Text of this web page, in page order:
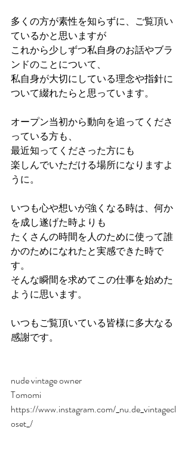
多くの方が素性を知らずに、ご覧頂い
ているかと思いますが
これから少しずつ私自身のお話やブラ
ンドのことについて、
私自身が大切にしている理念や指針に
ついて綴れたらと思っています。
オープン当初から動向を追ってくださ
っている方も、
最近知ってくださった方にも
楽しんでいただける場所になりますよ
うに。
いつも心や想いが強くなる時は、何か
を成し遂げた時よりも
たくさんの時間を人のために使って誰
かのためになれたと実感できた時で
す。
そんな瞬間を求めてこの仕事を始めた
ように思います。
いつもご覧頂いている皆様に多大なる
感謝です。
nude vintage owner
Tomomi
https://www.instagram.com/_nu.de_vintagecl
oset_/